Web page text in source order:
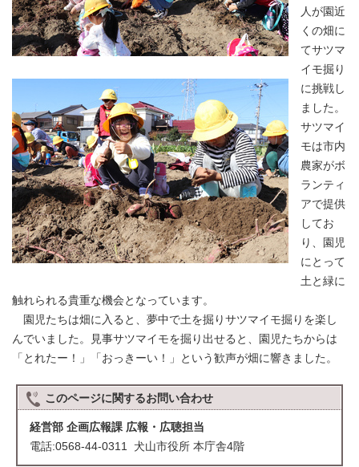
人が園近
くの畑に
てサツマ
イモ掘り
に挑戦し
ました。
サツマイ
モは市内
農家がボ
ランティ
アで提供
してお
り、園児
にとって
土と緑に
触れられる貴重な機会となっています。
園児たちは畑に入ると、夢中で土を掘りサツマイモ掘りを楽し
んでいました。見事サツマイモを掘り出せると、園児たちからは
「とれたー！」「おっきーい！」という歓声が畑に響きました。
このページに関するお問い合わせ
経営部 企画広報課 広報・広聴担当
電話:0568-44-0311 犬山市役所 本庁舎4階